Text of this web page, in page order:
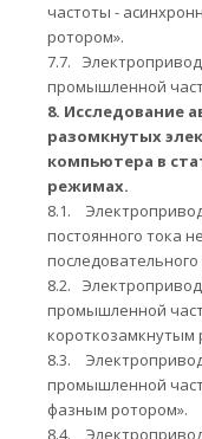
частоты -
ротором».
7.7.
промышленной
8. Исследование
разомкнутых
компьютера в
режимах.
8.1.
постоянного тока
8.2.
промышленной
короткозамкнутым
8.3.
промышленной
фазным ротором».
8.4.